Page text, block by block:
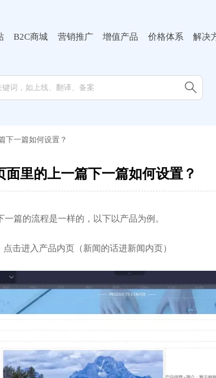
B2C商城 营销推广 增值产品 价格体系 解决

下一篇如何设置？
里的上一篇下一篇如何设置？
篇的流程是一样的，以下以产品为例。
击进入产品内页（新闻的话进新闻内页）